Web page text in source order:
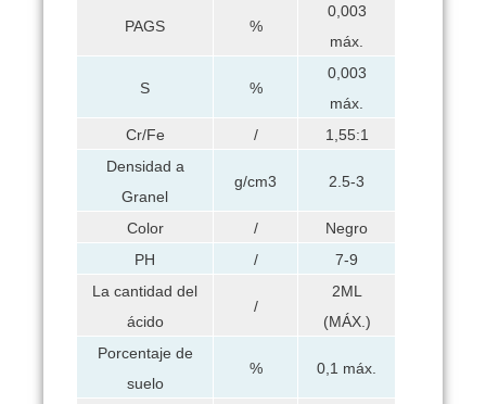
PAGS %
0,003
máx.
S %
0,003
máx.
Cr/Fe
/
1,55:1
Densidad a
Granel
g/cm3 2.5-3
Color /
Negro
PH
/
7-9
La cantidad del
ácido
/
2ML
(MÁX.)
Porcentaje de
suelo
% 0,1 máx.